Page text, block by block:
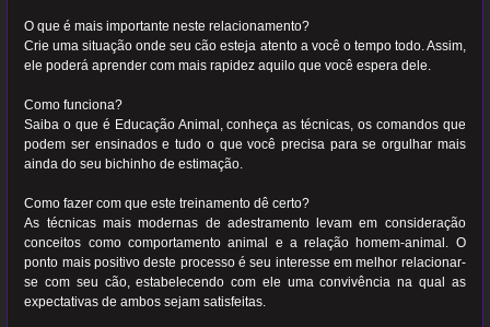
O que é mais importante neste relacionamento?
Crie uma situação onde seu cão esteja atento a você o tempo todo. Assim,
ele poderá aprender com mais rapidez aquilo que você espera dele.
Como funciona?
Saiba o que é Educação Animal, conheça as técnicas, os comandos que
podem ser ensinados e tudo o que você precisa para se orgulhar mais
ainda do seu bichinho de estimação.
Como fazer com que este treinamento dê certo?
As técnicas mais modernas de adestramento levam em consideração
conceitos como comportamento animal e a relação homem-animal. O
ponto mais positivo deste processo é seu interesse em melhor relacionar-
se com seu cão, estabelecendo com ele uma convivência na qual as
expectativas de ambos sejam satisfeitas.